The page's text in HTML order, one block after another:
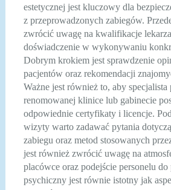
estetycznej jest kluczowy dla
z przeprowadzonych zabiegów.
zwrócić uwagę na kwalifikacje
doświadczenie w wykonywaniu
Dobrym krokiem jest sprawdzenie
pacjentów oraz rekomendacji
Ważne jest również to, aby specjalista
renomowanej klinice lub gabinecie
odpowiednie certyfikaty i licencje.
wizyty warto zadawać pytania
zabiegu oraz metod stosowanych
jest również zwrócić uwagę na
placówce oraz podejście personelu
psychiczny jest równie istotny jak